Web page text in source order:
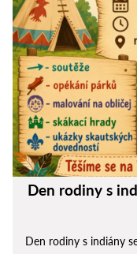
Den rodiny s
Den rodiny s indiány